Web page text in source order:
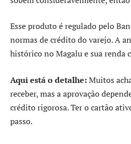
Esse produto é regulado pelo
normas de crédito do varejo. A
histórico no Magalu e sua renda
Aqui está o detalhe:Muitos
receber, mas a aprovação
crédito rigorosa. Ter o cartão
passo.